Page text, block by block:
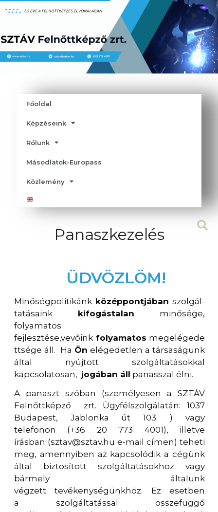
Főoldal
Képzéseink
Rólunk
Másodlatok-Europass
Közlemény
Panaszkezelés
ÜDVÖZLÖM!
Minőségpolitikánk középpontjában szolgál-
tatásaink kifogástalan minősége,
folyamatos
fejlesztése,vevőink folyamatos megelégede
ttsége áll. Ha Ön elégedetlen a társaságunk
által nyújtott szolgáltatásokkal
kapcsolatosan, jogában áll panasszal élni.
A panaszt szóban (személyesen a SZTÁV
Felnőttképző zrt. Ügyfélszolgálatán: 1037
Budapest, Jablonka út 103. ) vagy
telefonon (+36 20 773 4001), illetve
írásban (sztav@sztav.hu e-mail címen) teheti
meg, amennyiben az kapcsolódik a cégünk
által biztosított szolgáltatásokhoz vagy
bármely általunk
végzett tevékenységünkhöz. Ez esetben
a szolgáltatással összefüggő